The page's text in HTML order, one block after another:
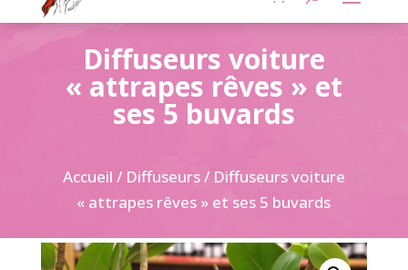
Diffuseurs voiture
« attrapes rêves » et
ses 5 buvards
Accueil / Diffuseurs/ Diffuseurs voiture
« attrapes rêves » et ses 5 buvards